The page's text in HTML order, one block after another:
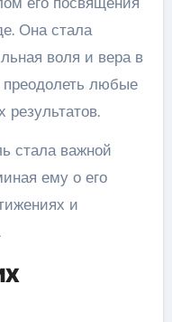
Она стала
воля и вера в
любые
результатов.
стала важной
ему о его
и